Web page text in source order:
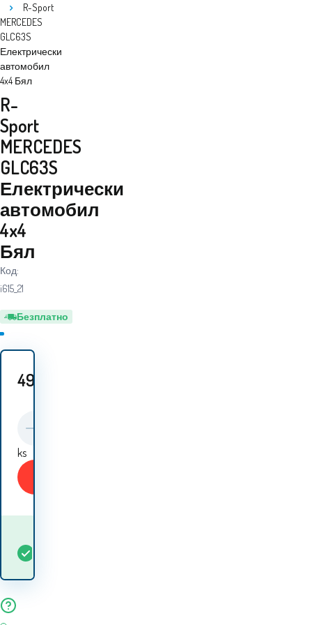
R-Sport
MERCEDES
GLC63S
Електрически
автомобил
4x4 Бял
Безплатно
R-
Sport
MERCEDES
GLC63S
Електрически
автомобил
4x4
Бял
Код:
i615_21
492.10
ks